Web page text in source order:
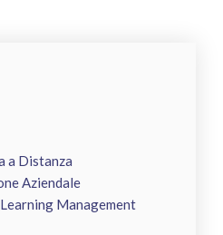
a Distanza
Aziendale
Management